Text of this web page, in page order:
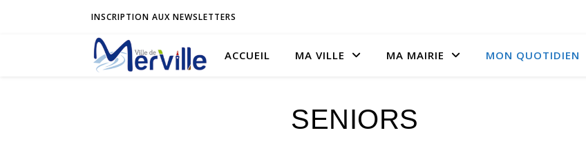
INSCRIPTION AUX NEWSLETTERS
ACCUEIL MA VILLE MA MAIRIE MON QUOTIDIEN
SENIORS